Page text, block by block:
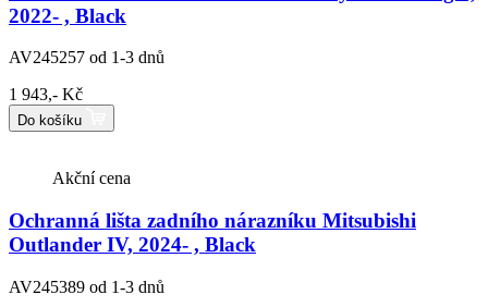
2022- , Black
AV245257 od 1-3 dnů
1 943,- Kč
Do košíku
Akční cena
Ochranná lišta zadního nárazníku Mitsubishi
Outlander IV, 2024- , Black
AV245389 od 1-3 dnů